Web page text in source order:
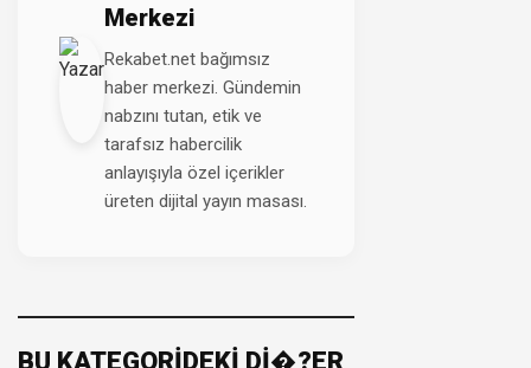
Merkezi
Rekabet.net bağımsız
haber merkezi. Gündemin
nabzını tutan, etik ve
tarafsız habercilik
anlayışıyla özel içerikler
üreten dijital yayın masası.
BU KATEGORİDEKİ Dİ�?ER